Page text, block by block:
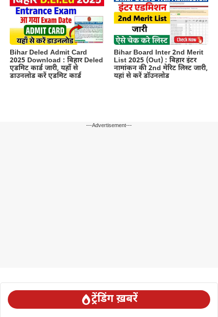
Bihar Deled Admit Card
2025 Download : बिहार Deled
एडमिट कार्ड जारी, यहाँ से
डाउनलोड करें एडमिट कार्ड
Bihar Board Inter 2nd Merit
List 2025 (Out) : बिहार इंटर
नामांकन की 2nd मेरिट लिस्ट जारी,
यहां से करें डॉउनलोड
---Advertisement---
ट्रेंडिंग ख़बरें